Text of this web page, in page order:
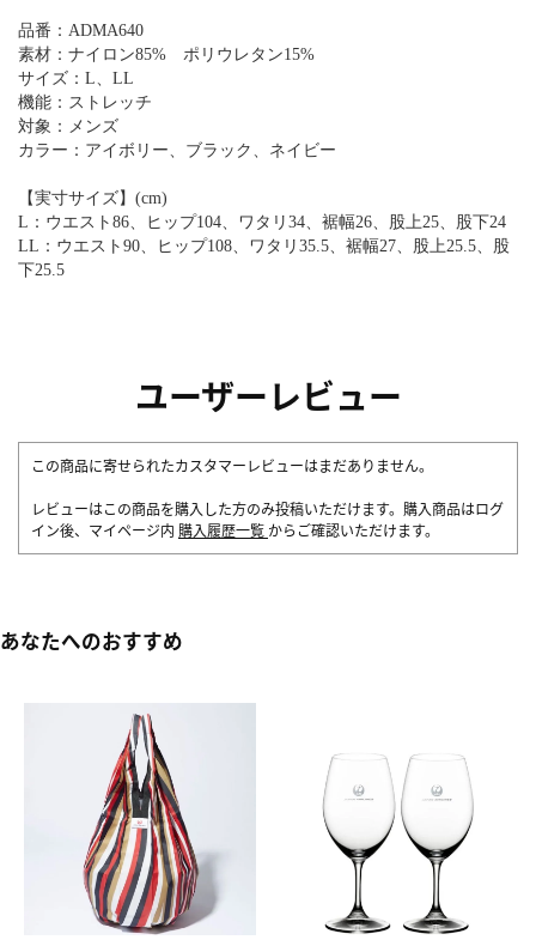
品番：ADMA640
素材：ナイロン85% ポリウレタン15%
サイズ：L、LL
機能：ストレッチ
対象：メンズ
カラー：アイボリー、ブラック、ネイビー
【実寸サイズ】(cm)
L：ウエスト86、ヒップ104、ワタリ34、裾幅26、股上25、股下24
LL：ウエスト90、ヒップ108、ワタリ35.5、裾幅27、股上25.5、股
下25.5
ユーザーレビュー
この商品に寄せられたカスタマーレビューはまだありません。
レビューはこの商品を購入した方のみ投稿いただけます。購入商品はログ
イン後、マイページ内 購入履歴一覧 からご確認いただけます。
あなたへのおすすめ